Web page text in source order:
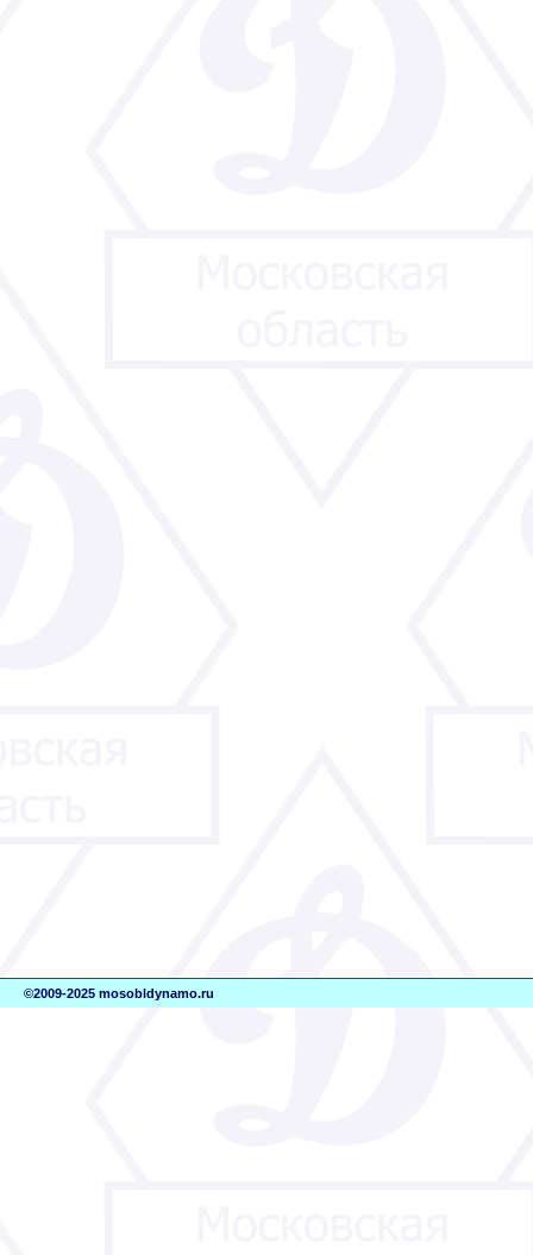
©2009-2025 mosobldynamo.ru